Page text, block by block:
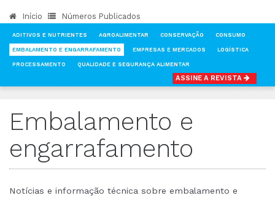
Início Números Publicados
ADITIVOS E NUTRIENTES AGROALIMENTAR CONSERVAÇÃO CONSUMO
EMBALAMENTO E ENGARRAFAMENTO EMPRESAS E MERCADOS LOGÍSTICA
PROCESSAMENTO QUALIDADE E SEGURANÇA ALIMENTAR
ASSINE A REVISTA
EMBALAMENTO E ENGARRAFAMENTO
Embalamento e
engarrafamento
Notícias e informação técnica sobre embalamento e